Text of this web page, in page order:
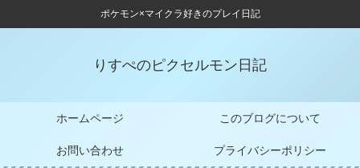
ポケモン×マイクラ好きのプレイ日記
りすぺのピクセルモン日記
ホームページ このブログについて
お問い合わせ プライバシーポリシー